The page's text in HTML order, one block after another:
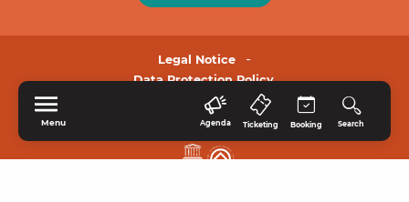
Menu Agenda Ticketing Booking Search
Legal Notice
Data Protection Policy.